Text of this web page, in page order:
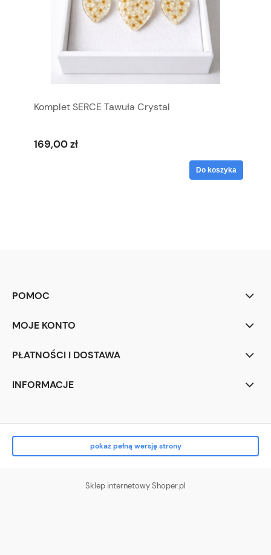
Komplet SERCE Tawuła Crystal
169,00 zł
Do koszyka
POMOC
MOJE KONTO
PŁATNOŚCI I DOSTAWA
INFORMACJE
pokaż pełną wersję strony
Sklep internetowy Shoper.pl